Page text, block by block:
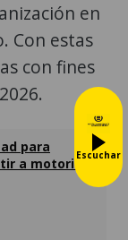
en
Con estas
con fines
para
a motorista
Escuchar